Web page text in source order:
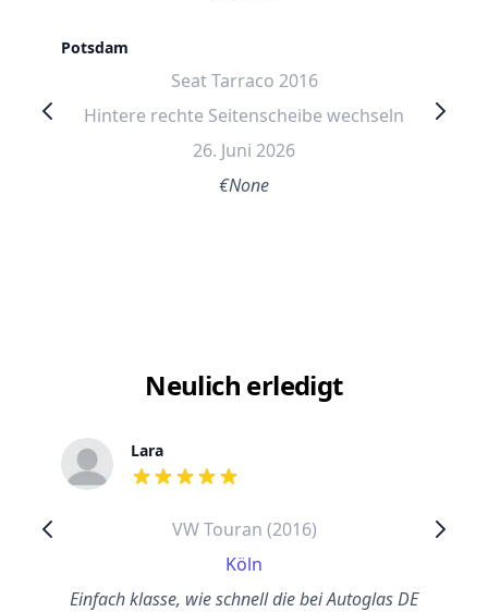
Potsdam
Seat Tarraco 2016
Hintere rechte Seitenscheibe wechseln
26. Juni 2026
€None
Neulich erledigt
Lara
out of 5 stars
VW Touran (2016)
Köln
Einfach klasse, wie schnell die bei Autoglas DE